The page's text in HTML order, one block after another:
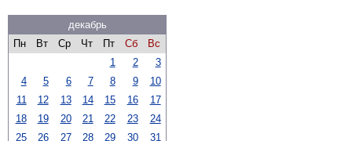
декабрь
Пн
Вт Ср Чт Пт Сб
Вс
1
2
3
4
5 6 7 8 9
10
11
12 13 14 15 16
17
18
19 20 21 22 23
24
25
26 27 28 29 30 31